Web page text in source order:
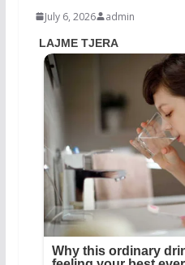
July 6, 2026 admin